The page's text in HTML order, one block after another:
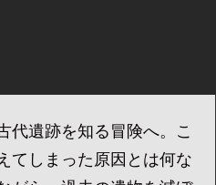
代遺跡を知る冒険へ。こ
てしまった原因とは何な